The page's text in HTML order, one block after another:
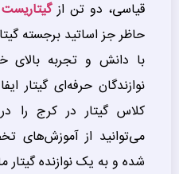
قیاسی، دو تن ازگیتاریست
حاظر جز اساتید برجسته
با دانش و تجربه
نوازندگان حرفه‌ای گیتار
کلاس گیتار در کرج را
می‌توانید از آموزش‌های
شده و به یک نوازنده گیتار